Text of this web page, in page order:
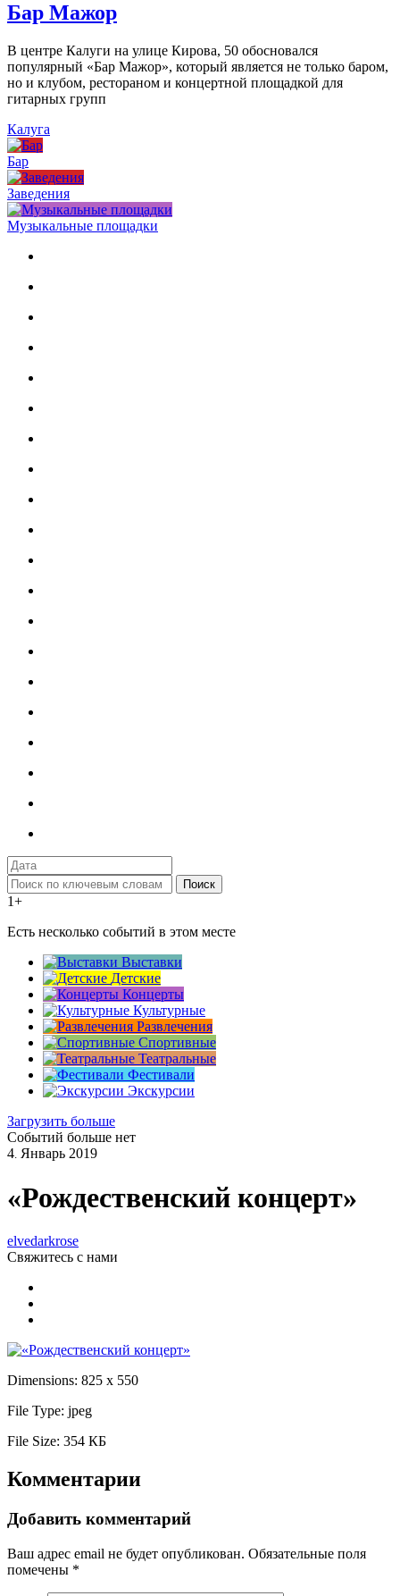
Бар Мажор
В центре Калуги на улице Кирова, 50 обосновался
популярный «Бар Мажор», который является не только баром,
но и клубом, рестораном и концертной площадкой для
гитарных групп
Калуга
Бар
Заведения
Музыкальные площадки
Поиск
1+
Есть несколько событий в этом месте
Выставки
Детские
Концерты
Культурные
Развлечения
Спортивные
Театральные
Фестивали
Экскурсии
Загрузить больше
Событий больше нет
4. Январь 2019
«Рождественский концерт»
elvedarkrose
Свяжитесь с нами
Dimensions: 825 x 550
File Type: jpeg
File Size: 354 КБ
Комментарии
Добавить комментарий
Ваш адрес email не будет опубликован. Обязательные поля
помечены *